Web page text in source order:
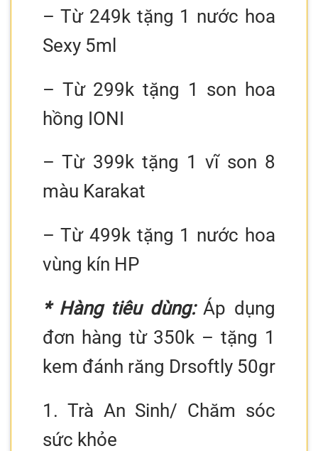
– Từ 249k tặng 1 nước hoa
Sexy 5ml
– Từ 299k tặng 1 son hoa
hồng IONI
– Từ 399k tặng 1 vĩ son 8
màu Karakat
– Từ 499k tặng 1 nước hoa
vùng kín HP
* Hàng tiêu dùng: Áp dụng
đơn hàng từ 350k – tặng 1
kem đánh răng Drsoftly 50gr
1. Trà An Sinh/ Chăm sóc
sức khỏe